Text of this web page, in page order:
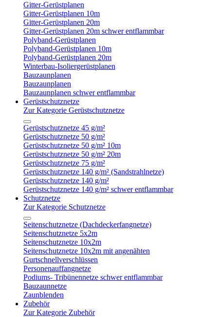
Gitter-Gerüstplanen
Gitter-Gerüstplanen 10m
Gitter-Gerüstplanen 20m
Gitter-Gerüstplanen 20m schwer entflammbar
Polyband-Gerüstplanen
Polyband-Gerüstplanen 10m
Polyband-Gerüstplanen 20m
Winterbau-Isoliergerüstplanen
Bauzaunplanen
Bauzaunplanen
Bauzaunplanen schwer entflammbar
Gerüstschutznetze
Zur Kategorie Gerüstschutznetze
Gerüstschutznetze 45 g/m²
Gerüstschutznetze 50 g/m²
Gerüstschutznetze 50 g/m² 10m
Gerüstschutznetze 50 g/m² 20m
Gerüstschutznetze 75 g/m²
Gerüstschutznetze 140 g/m² (Sandstrahlnetze)
Gerüstschutznetze 140 g/m²
Gerüstschutznetze 140 g/m² schwer entflammbar
Schutznetze
Zur Kategorie Schutznetze
Seitenschutznetze (Dachdeckerfangnetze)
Seitenschutznetze 5x2m
Seitenschutznetze 10x2m
Seitenschutznetze 10x2m mit angenähten
Gurtschnellverschlüssen
Personenauffangnetze
Podiums- Tribünennetze schwer entflammbar
Bauzaunnetze
Zaunblenden
Zubehör
Zur Kategorie Zubehör